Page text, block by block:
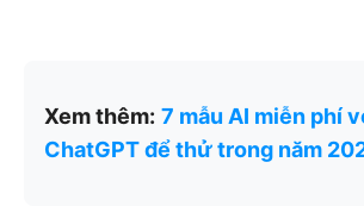
Xem thêm: 7 mẫu AI miễn phí
ChatGPT để thử trong năm